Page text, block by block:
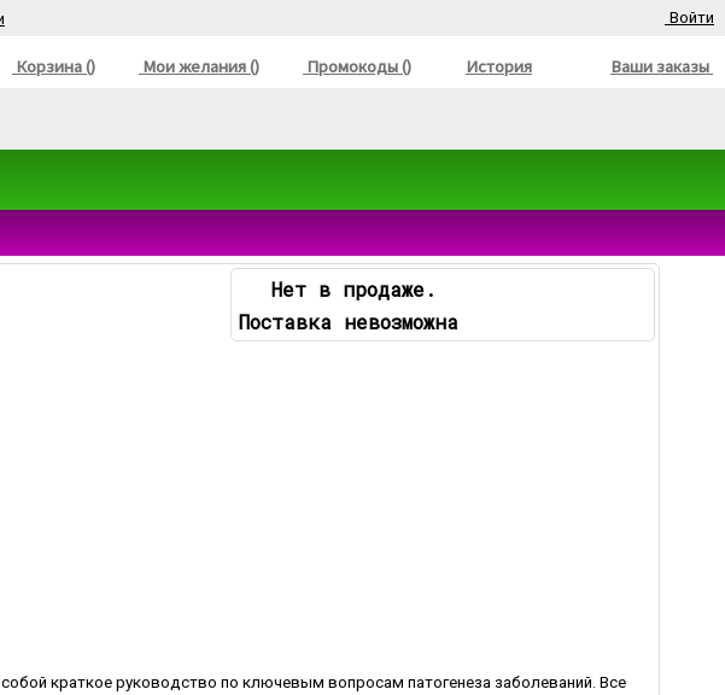
Войти
Корзина () Мои желания () Промокоды () История Ваши заказы
Нет в продаже.
Поставка невозможна
краткое руководство по ключевым вопросам патогенеза заболеваний. Все